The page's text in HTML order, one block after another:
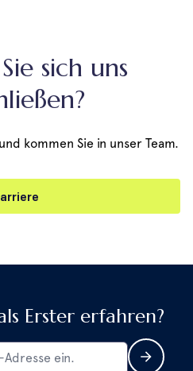
sich uns
kommen Sie in unser Team.
Erster erfahren?